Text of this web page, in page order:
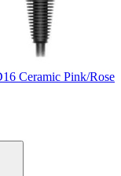
Ceramic Pink/Rose